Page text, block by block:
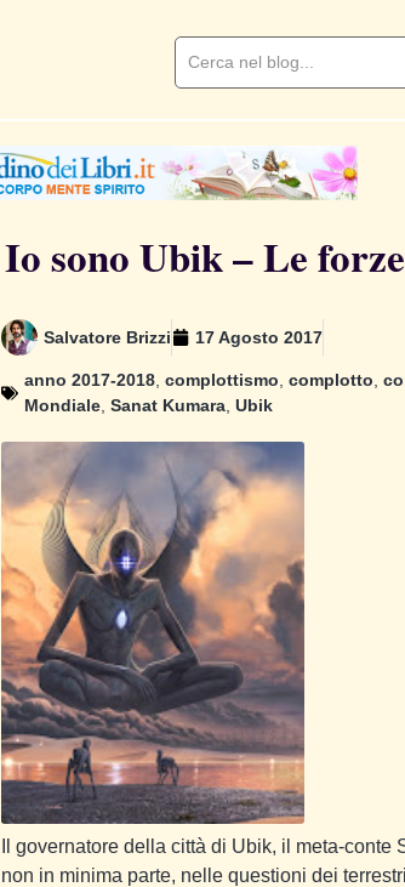
Io sono Ubik – Le
Salvatore Brizzi 17 Agosto 2017
anno 2017-2018, complottismo complotto
Mondiale, Sanat Kumara, Ubik
Il governatore della città di Ubik, il meta-
non in minima parte, nelle questioni dei